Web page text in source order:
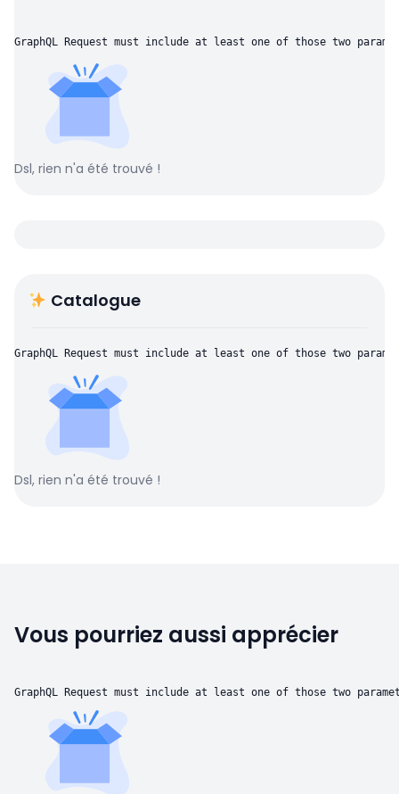
GraphQL Request must include at least one of those two
Dsl, rien n'a été trouvé !
Catalogue
GraphQL Request must include at least one of those two
Dsl, rien n'a été trouvé !
Vous pourriez aussi apprécier
GraphQL Request must include at least one of those two